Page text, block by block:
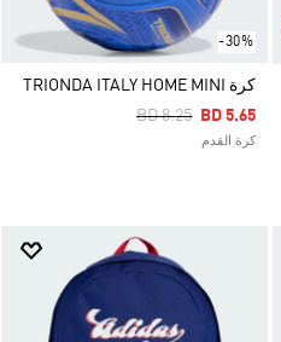
-30%
كرة TRIONDA ITALY HOME MINI
Price Reduced From
BD 8.25ToBD 5.65
كرة القدم